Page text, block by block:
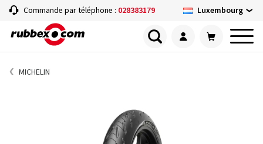
Commande par téléphone : 028383179 Luxembourg
MICHELIN